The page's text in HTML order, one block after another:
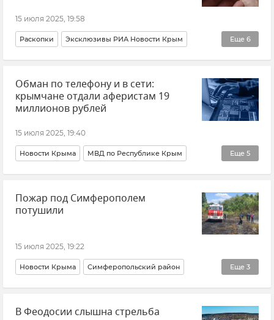
15 июля 2025, 19:58
Еще 6
Раскопки Эксклюзивы РИА Новости Крым
Новости Крыма Крым Археология История
Пещера "Таврида" Палеонтология
Обман по телефону и в сети:
крымчане отдали аферистам 19
миллионов рублей
15 июля 2025, 19:40
Еще 5
Новости Крыма МВД по Республике Крым
Интернет Телефон Мессенджеры
Кибербезопасность Мошенничество
Пожар под Симферополем
потушили
15 июля 2025, 19:22
Еще 3
Новости Крыма Симферопольский район
ГУ МЧС РФ по Республике Крым Происшествия
Пожар
В Феодосии слышна стрельба